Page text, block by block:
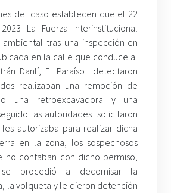
del caso establecen que el 22
La Fuerza Interinstitucional
tras una inspección en
en la calle que conduce al
Danlí, El Paraíso detectaron
realizaban una remoción de
una retroexcavadora y una
las autoridades solicitaron
autorizaba para realizar dicha
en la zona, los sospechosos
no contaban con dicho permiso,
procedió a decomisar la
la volqueta y le dieron detención